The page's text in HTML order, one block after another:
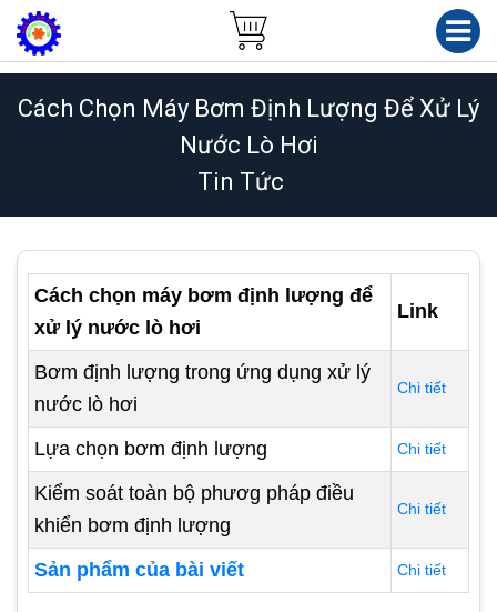
Cách Chọn Máy Bơm Định Lượng Để Xử Lý
Nước Lò Hơi
Tin Tức
Cách chọn máy bơm định lượng để
xử lý nước lò hơi
Link
Bơm định lượng trong ứng dụng xử lý
nước lò hơi
Chi tiết
Lựa chọn bơm định lượng Chi tiết
Kiểm soát toàn bộ phươg pháp điều
khiển bơm định lượng
Chi tiết
Sản phẩm của bài viết Chi tiết